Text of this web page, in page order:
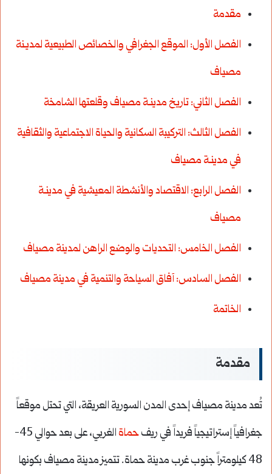
مقدمة
الفصل الأول: الموقع الجغرافي والخصائص الطبيعية لمديـنة
مصياف
الفصل الثاني: تاريخ مدينـة مصياف وقلعتها الشامخة
الفصل الثالث: التركيبة السكانية والحياة الاجتماعية والثقافية
في مدينـة مصياف
الفصل الرابع: الاقتصاد والأنشطة المعيشية في مدينـة
مصياف
الفصل الخامس: التحديات والوضع الراهن لمدينة مصياف
الفصل السادس: آفاق السياحة والتنمية في مدينة مصياف
الخاتمة
مقدمة
تُعد مدينة مصياف إحدى المدن السورية العريقة، التي تحتل موقعاً
جغرافياً إستراتيجياً فريداً في ريفحماة
الغربي، على بعد حوالي 45-
48 كيلومتراً جنوب غرب مدينة حماة. تتميز مدينة مصياف بكونها